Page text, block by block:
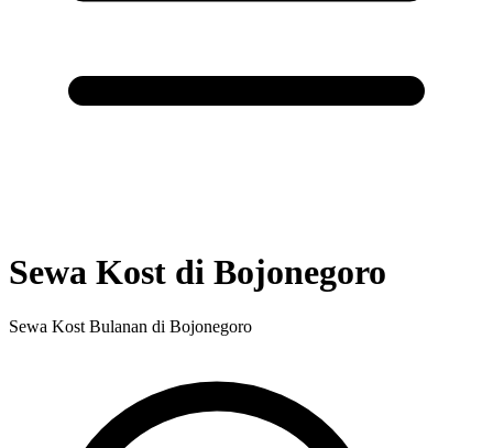
Sewa Kost di Bojonegoro
Sewa Kost Bulanan di Bojonegoro